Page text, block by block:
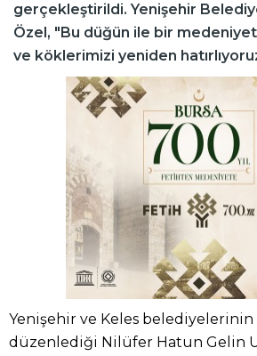
gerçekleştirildi. Yenişehir
Özel, "Bu düğün ile bir
ve köklerimizi yeniden
Yenişehir ve Keles belediyelerinin
düzenlediği Nilüfer Hatun Gelin